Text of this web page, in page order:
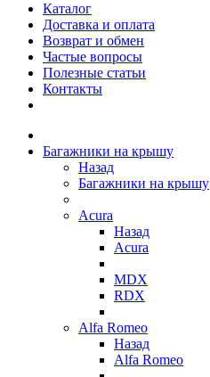
Каталог
Доставка и оплата
Возврат и обмен
Частые вопросы
Полезные статьи
Контакты
Багажники на крышу
Назад
Багажники на крышу
Acura
Назад
Acura
MDX
RDX
Alfa Romeo
Назад
Alfa Romeo